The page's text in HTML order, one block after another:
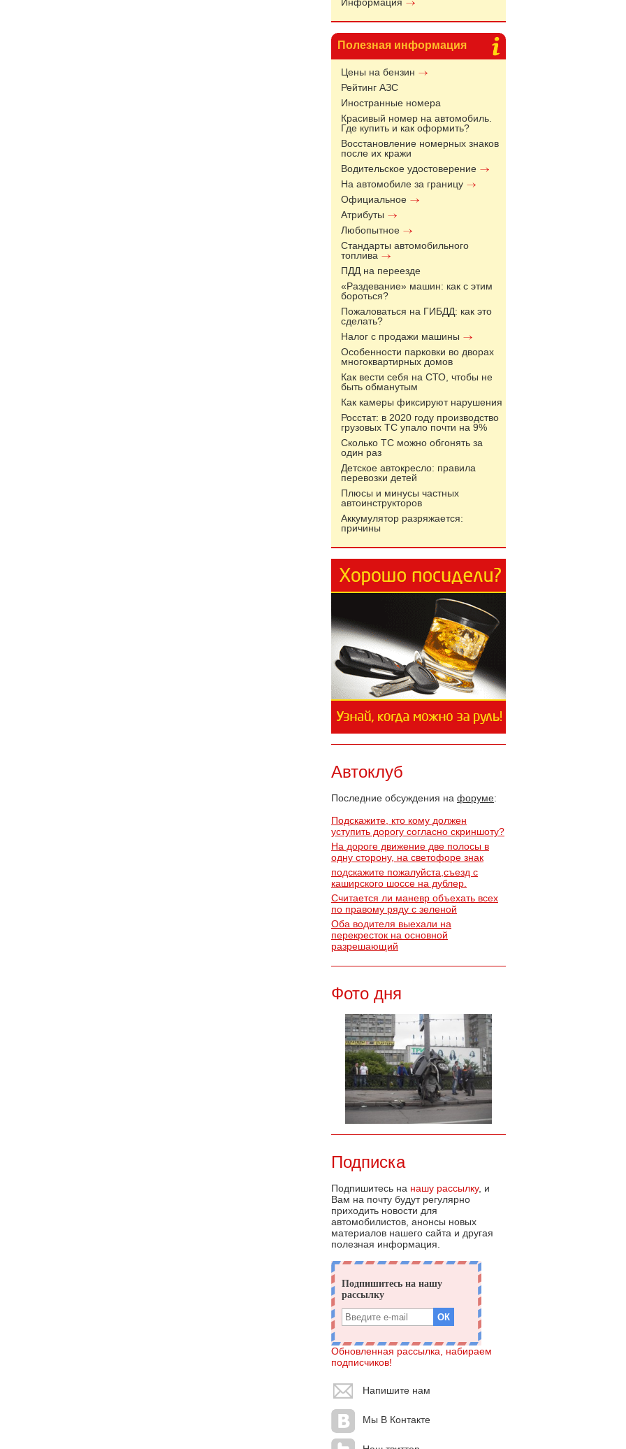
Полезная информация
Цены на бензин
Рейтинг АЗС
Иностранные номера
Красивый номер на автомобиль.
Где купить и как оформить?
Восстановление номерных знаков
после их кражи
Водительское удостоверение
На автомобиле за границу
Официальное
Атрибуты
Любопытное
Стандарты автомобильного
топлива
ПДД на переезде
«Раздевание» машин: как с этим
бороться?
Пожаловаться на ГИБДД: как это
сделать?
Налог с продажи машины
Особенности парковки во дворах
многоквартирных домов
Как вести себя на СТО, чтобы не
быть обманутым
Как камеры фиксируют нарушения
Росстат: в 2020 году производство
грузовых ТС упало почти на 9%
Сколько ТС можно обгонять за
один раз
Детское автокресло: правила
перевозки детей
Плюсы и минусы частных
автоинструкторов
Аккумулятор разряжается:
причины
Автоклуб
Последние обсуждения на форуме:
Подскажите, кто кому должен
уступить дорогу согласно скриншоту?
На дороге движение две полосы в
одну сторону, на светофоре знак
подскажите пожалуйста,съезд с
каширского шоссе на дублер.
Считается ли маневр объехать всех
по правому ряду с зеленой
Оба водителя выехали на
перекресток на основной
разрешающий
Фото дня
Подписка
Подпишитесь на нашу рассылку, и
Вам на почту будут регулярно
приходить новости для
автомобилистов, анонсы новых
материалов нашего сайта и другая
полезная информация.
Обновленная рассылка, набираем
подписчиков!
Напишите нам
Мы В Контакте